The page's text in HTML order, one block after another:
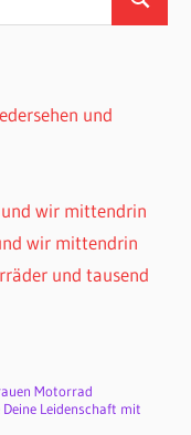
Suchen
und
wir mittendrin
wir mittendrin
und tausend
Motorrad
Leidenschaft mit